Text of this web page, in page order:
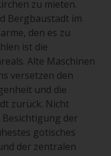
zu mieten.
Bergbaustadt im
den es zu
ist die
Alte Maschinen
versetzen den
und die
zurück. Nicht
der
gotisches
der zentralen